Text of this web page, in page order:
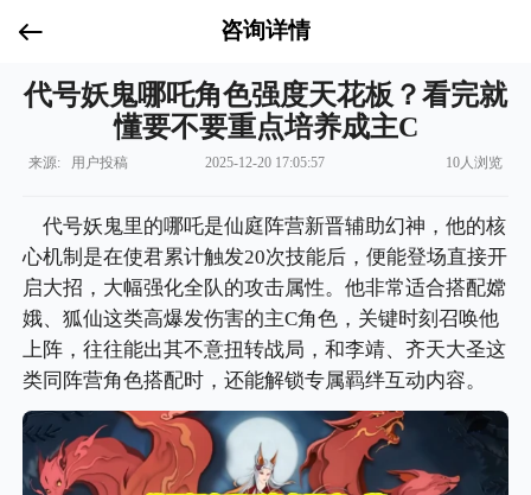
咨询详情
代号妖鬼哪吒角色强度天花板？看完就
懂要不要重点培养成主C
来源: 用户投稿 2025-12-20 17:05:57 10人浏览
代号妖鬼里的哪吒是仙庭阵营新晋辅助幻神，他的核
心机制是在使君累计触发20次技能后，便能登场直接开
启大招，大幅强化全队的攻击属性。他非常适合搭配嫦
娥、狐仙这类高爆发伤害的主C角色，关键时刻召唤他
上阵，往往能出其不意扭转战局，和李靖、齐天大圣这
类同阵营角色搭配时，还能解锁专属羁绊互动内容。